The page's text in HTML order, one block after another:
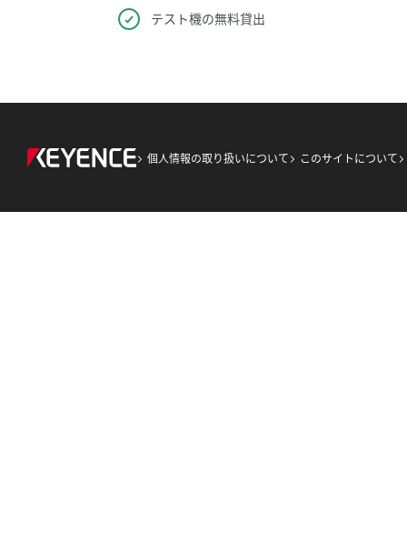
テスト機の無料貸出
個人情報の取り扱いについて このサイトについて